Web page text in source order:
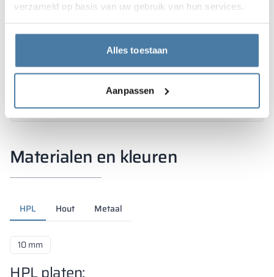
verzameld op basis van uw gebruik van hun services.
Alles toestaan
Aanpassen
Materialen en kleuren
HPL Hout Metaal
10 mm